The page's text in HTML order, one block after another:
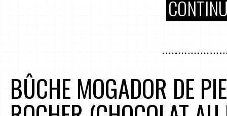
BÛCHE MOGADOR DE